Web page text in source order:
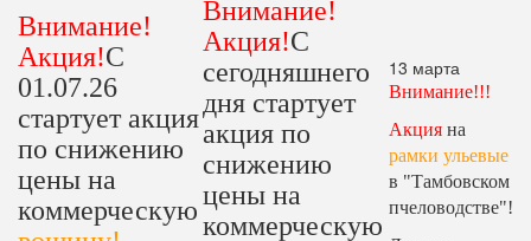
Внимание!
Акция!С
01.07.26
стартует акция
по снижению
цены на
коммерческую
Внимание!
Акция!С
сегодняшнего
дня стартует
акция по
снижению
цены на
коммерческую
13 марта
Внимание!!!
Акция на
рамки ульевые
в "Тамбовском
пчеловодстве"!